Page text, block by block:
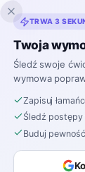
TRWA 3
Twoja
Śledź swoje
wymowa
Zapisuj
Śledź
Buduj